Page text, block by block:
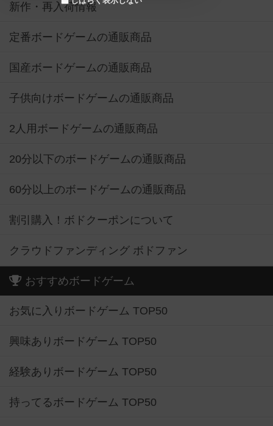
新作・再入荷情報
定番ボードゲームの通販商品
国産ボードゲームの通販商品
子供向けボードゲームの通販商品
2人用ボードゲームの通販商品
20分以下のボードゲームの通販商品
60分以上のボードゲームの通販商品
割引購入！ボドクーポンについて
クラウドファンディング ボドファン
おすすめボードゲーム
お気に入りボードゲーム TOP50
興味ありボードゲーム TOP50
経験ありボードゲーム TOP50
持ってるボードゲーム TOP50